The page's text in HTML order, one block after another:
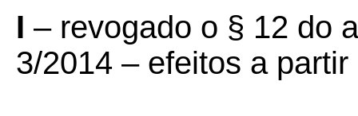
I – revogado o § 12 do
3/2014 – efeitos a